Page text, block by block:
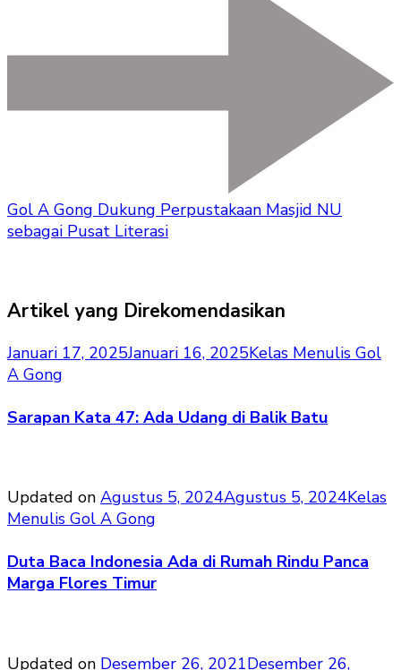
Gol A Gong Dukung Perpustakaan Masjid NU
sebagai Pusat Literasi
Artikel yang Direkomendasikan
Januari 17, 2025Januari 16, 2025Kelas Menulis Gol
A Gong
Sarapan Kata 47: Ada Udang di Balik Batu
Updated on Agustus 5, 2024Agustus 5, 2024Kelas
Menulis Gol A Gong
Duta Baca Indonesia Ada di Rumah Rindu Panca
Marga Flores Timur
Updated on Desember 26, 2021Desember 26,